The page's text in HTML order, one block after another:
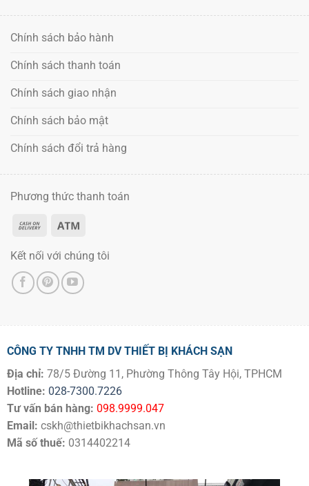
Chính sách bảo hành
Chính sách thanh toán
Chính sách giao nhận
Chính sách bảo mật
Chính sách đổi trả hàng
Phương thức thanh toán
Kết nối với chúng tôi
CÔNG TY TNHH TM DV THIẾT BỊ KHÁCH SẠN
Địa chỉ: 78/5 Đường 11, Phường Thông Tây Hội, TPHCM
Hotline: 028-7300.7226
Tư vấn bán hàng: 098.9999.047
Email: cskh@thietbikhachsan.vn
Mã số thuế: 0314402214